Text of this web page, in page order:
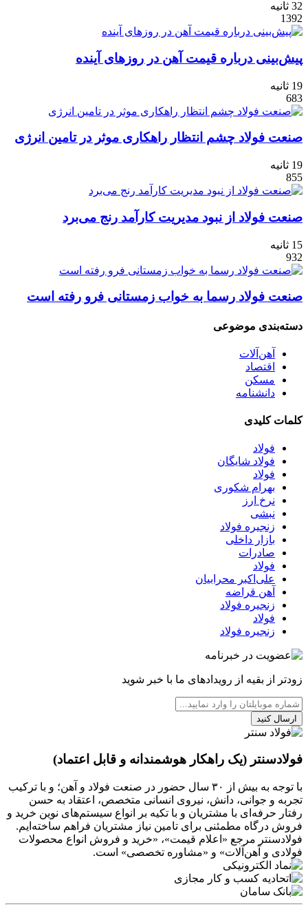
32 ثانیه
1392
پیش‌بینی درباره قیمت آهن در روزهای آینده
19 ثانیه
683
صنعت فولاد چشم انتظار راهکاری موثر در تامین انرژی
19 ثانیه
855
صنعت فولاد از نبود مدیریت کارآمد رنج می‌برد
15 ثانیه
932
صنعت فولاد رسما به خواب زمستانی فرو رفته است
دسته‌بندی موضوعی
آهن‌آلات
اقتصاد
مسکن
دانشنامه
کلمات کلیدی
فولاد
فولاد شایگان
فولاد
بهرام شکوری
نرخ ارز
نبشی
زنجیره فولاد
بازار داخلی
صادرات
فولاد
علی‌اکبر محرابیان
آهن قراضه
زنجیره فولاد
فولاد
زنجیره فولاد
زودتر از بقیه از رویدادهای ما با خبر شوید
ارسال کنید
فولادسنتر (یک راهکار هوشمندانه و قابل اعتماد)
با توجه به بیش از ۳۰ سال حضور در صنعت فولاد و آهن؛ و با ترکیب
تجربه و جوانی، دانش، نیروی انسانی متخصص، اعتقاد به حسن
رفتار حرفه‌ای با مشتریان و با تکیه بر انواع سیستم‌های نوین خرید و
فروش درگاه مطمئنی برای تامین نیاز مشتریان فراهم ساخته‌ایم.
فولادسنتر مرجع «اعلام قیمت»، «خرید و فروش انواع محصولات
فولادی و آهن‌آلات» و «مشاوره تخصصی» است.